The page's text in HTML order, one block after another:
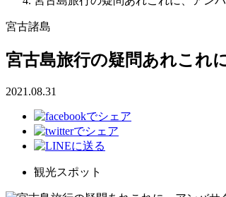
宮古諸島
宮古島旅行の疑問あれこれ
2021.08.31
観光スポット